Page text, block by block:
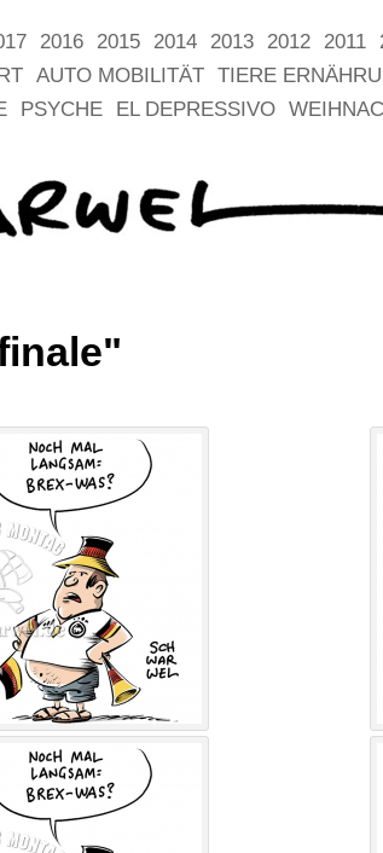
2016 2015 2014 2013 2012 2011
AUTO MOBILITÄT TIERE
PSYCHE EL DEPRESSIVO